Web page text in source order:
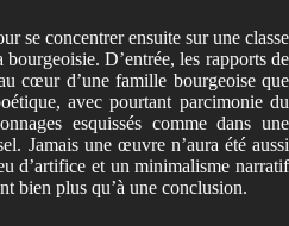
se concentrer ensuite sur une classe
D’entrée, les rapports de
cœur d’une famille bourgeoise que
avec pourtant parcimonie du
esquissés comme dans une
Jamais une œuvre n’aura été aussi
d’artifice et un minimalisme narratif
bien plus qu’à une conclusion.